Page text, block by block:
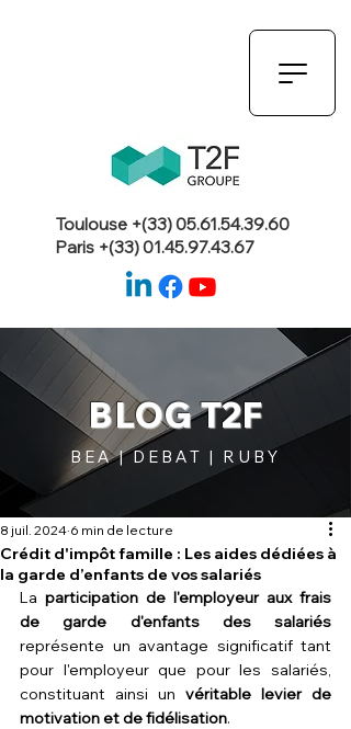
Toulouse +(33)05.61.54.39.60
Paris +(33)01.45.97.43.67
BLOG T2F
BEA | DEBAT | RUBY
Crédit d'impôt famille : Les aides dédiées à
la garde d’enfants de vos salariés
8 juil. 2024 6 min de lecture
La participation de l'employeur aux frais
de garde d'enfants des salariés
représente un avantage significatif tant
pour l'employeur que pour les salariés,
constituant ainsi un véritable levier de
motivation et de fidélisation.